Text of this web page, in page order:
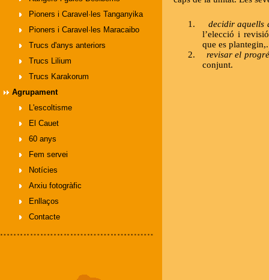
Pioners i Caravel·les Tanganyika
Pioners i Caravel·les Maracaibo
Trucs d'anys anteriors
Trucs Lilium
Trucs Karakorum
Agrupament
L'escoltisme
El Cauet
60 anys
Fem servei
Notícies
Arxiu fotogràfic
Enllaços
Contacte
1.
decidir aquells
l’elecció i
que es
2.
revisar el
conjunt.